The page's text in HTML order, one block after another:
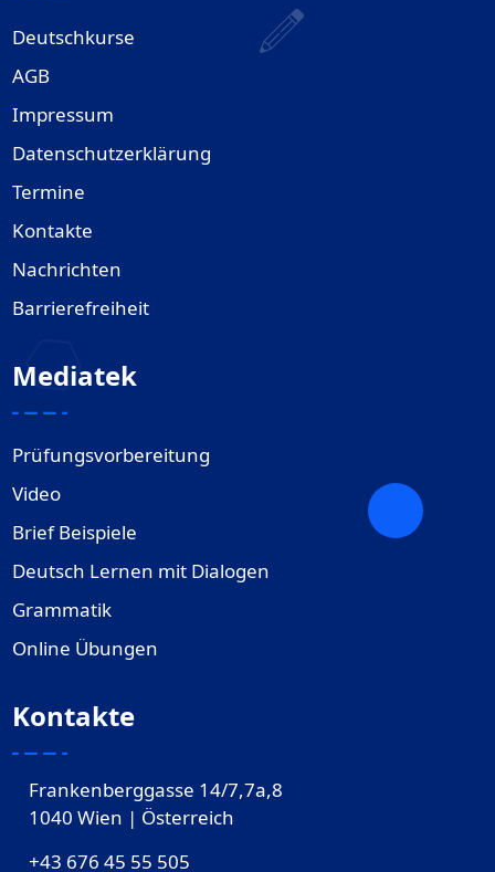
Deutschkurse
AGB
Impressum
Datenschutzerklärung
Termine
Kontakte
Nachrichten
Barrierefreiheit
Mediatek
Prüfungsvorbereitung
Video
Brief Beispiele
Deutsch Lernen mit Dialogen
Grammatik
Online Übungen
Kontakte
Frankenberggasse 14/7,7a,8
1040 Wien | Österreich
+43 676 45 55 505